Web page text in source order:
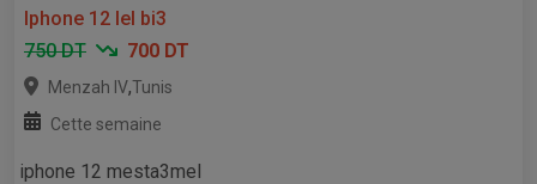
Iphone 12 lel bi3
750 DT
700 DT
Menzah IV,Tunis
Cette semaine
iphone 12 mesta3mel